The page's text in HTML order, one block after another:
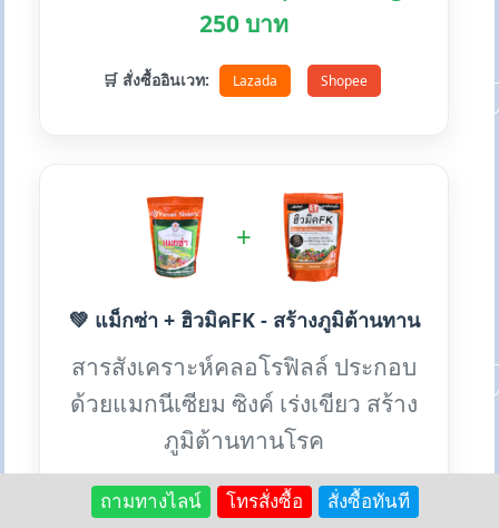
250 บาท
🛒 สั่งซื้ออินเวท: Lazada Shopee
+
💚 แม็กซ่า + ฮิวมิคFK - สร้างภูมิต้านทาน
สารสังเคราะห์คลอโรฟิลล์ ประกอบ
ด้วยแมกนีเซียม ซิงค์ เร่งเขียว สร้าง
ภูมิต้านทานโรค
✨ ประโยชน์เด่น:
ถามทางไลน์ โทรสั่งซื้อ สั่งซื้อทันที